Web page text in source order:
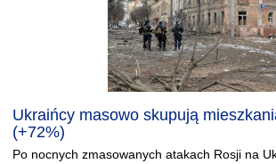
Ukraińcy masowo skupują
(+72%)
Po nocnych zmasowanych atakach Rosji na